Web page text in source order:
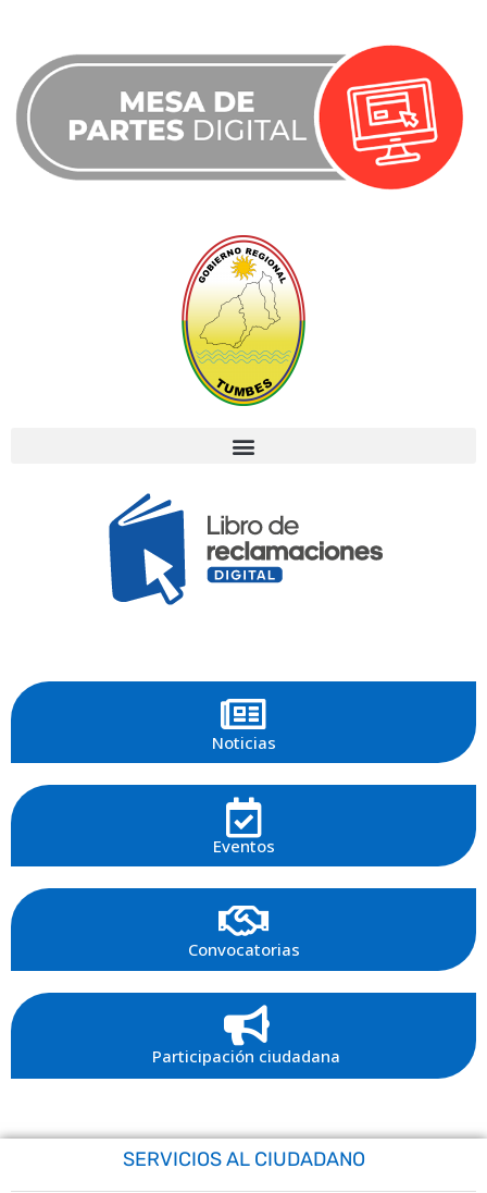
Noticias
Eventos
Convocatorias
Participación ciudadana
SERVICIOS AL CIUDADANO